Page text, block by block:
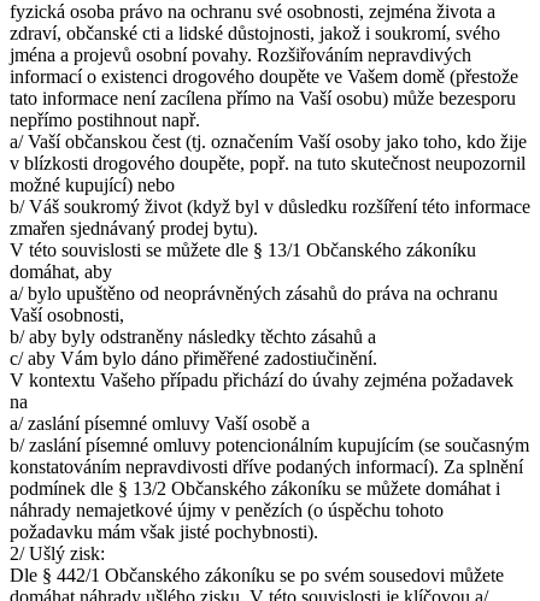
fyzická osoba právo na ochranu své osobnosti, zejména života a
zdraví, občanské cti a lidské důstojnosti, jakož i soukromí, svého
jména a projevů osobní povahy. Rozšiřováním nepravdivých
informací o existenci drogového doupěte ve Vašem domě (přestože
tato informace není zacílena přímo na Vaší osobu) může bezesporu
nepřímo postihnout např.
a/ Vaší občanskou čest (tj. označením Vaší osoby jako toho, kdo žije
v blízkosti drogového doupěte, popř. na tuto skutečnost neupozornil
možné kupující) nebo
b/ Váš soukromý život (když byl v důsledku rozšíření této informace
zmařen sjednávaný prodej bytu).
V této souvislosti se můžete dle § 13/1 Občanského zákoníku
domáhat, aby
a/ bylo upuštěno od neoprávněných zásahů do práva na ochranu
Vaší osobnosti,
b/ aby byly odstraněny následky těchto zásahů a
c/ aby Vám bylo dáno přiměřené zadostiučinění.
V kontextu Vašeho případu přichází do úvahy zejména požadavek
na
a/ zaslání písemné omluvy Vaší osobě a
b/ zaslání písemné omluvy potencionálním kupujícím (se současným
konstatováním nepravdivosti dříve podaných informací). Za splnění
podmínek dle § 13/2 Občanského zákoníku se můžete domáhat i
náhrady nemajetkové újmy v penězích (o úspěchu tohoto
požadavku mám však jisté pochybnosti).
2/ Ušlý zisk:
Dle § 442/1 Občanského zákoníku se po svém sousedovi můžete
domáhat náhrady ušlého zisku. V této souvislosti je klíčovou a/